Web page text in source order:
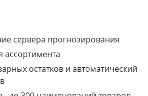
сервера прогнозирования
ассортимента
остатков и автоматический